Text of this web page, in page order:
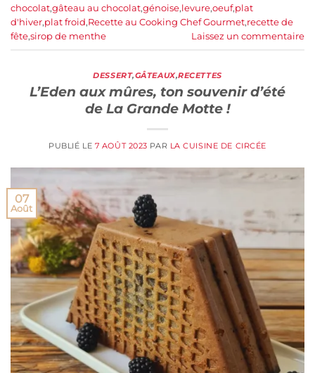
chocolat,gâteau au chocolat,génoise,levure,oeuf,plat
d'hiver,plat froid,Recette au Cooking Chef Gourmet,recette de
fête,sirop de menthe Laissez un commentaire
DESSERT,GÂTEAUX,RECETTES
L’Eden aux mûres, ton souvenir d’été
de La Grande Motte !
PUBLIÉ LE 7 AOÛT 2023 PAR LA CUISINE DE CIRCÉE
07
Août